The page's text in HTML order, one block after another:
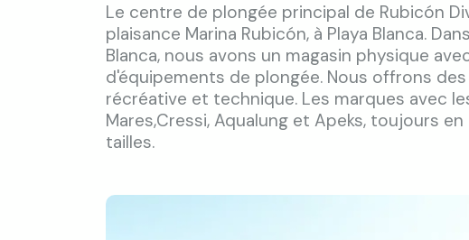
Le centre de plongée principal de Rubicón
plaisance Marina Rubicón, à Playa Blanca.
Blanca, nous avons un magasin physique
d'équipements de plongée. Nous offrons
récréative et technique. Les marques avec
Mares,Cressi, Aqualung et Apeks, toujours
tailles.